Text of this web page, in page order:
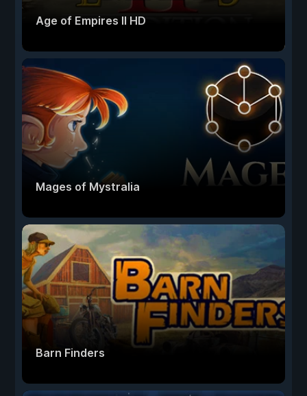
Age of Empires II HD
Mages of Mystralia
Barn Finders